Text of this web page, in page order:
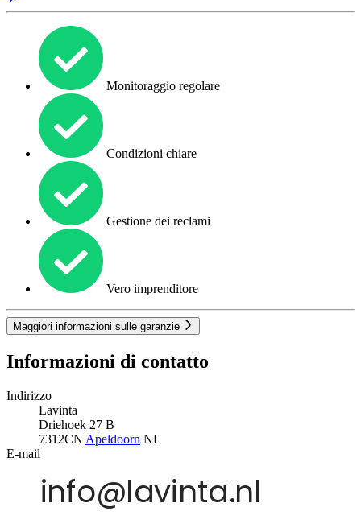
Monitoraggio regolare
Condizioni chiare
Gestione dei reclami
Vero imprenditore
Maggiori informazioni sulle garanzie
Informazioni di contatto
Indirizzo
Lavinta
Driehoek 27 B
7312CN Apeldoorn NL
E-mail